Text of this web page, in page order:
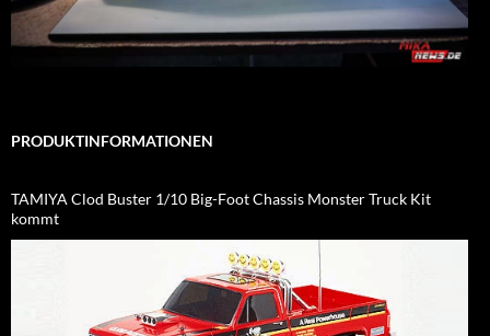
PRODUKTINFORMATIONEN
TAMIYA Clod Buster 1/10 Big-Foot Chassis Monster Truck Kit
kommt